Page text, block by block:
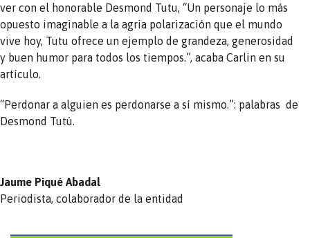
ver con el honorable Desmond Tutu, “Un personaje lo más
opuesto imaginable a la agria polarización que el mundo
vive hoy, Tutu ofrece un ejemplo de grandeza, generosidad
y buen humor para todos los tiempos.”, acaba Carlin en su
artículo.
“Perdonar a alguien es perdonarse a sí mismo.”: palabras de
Desmond Tutú.
Jaume Piqué Abadal
Periodista, colaborador de la entidad